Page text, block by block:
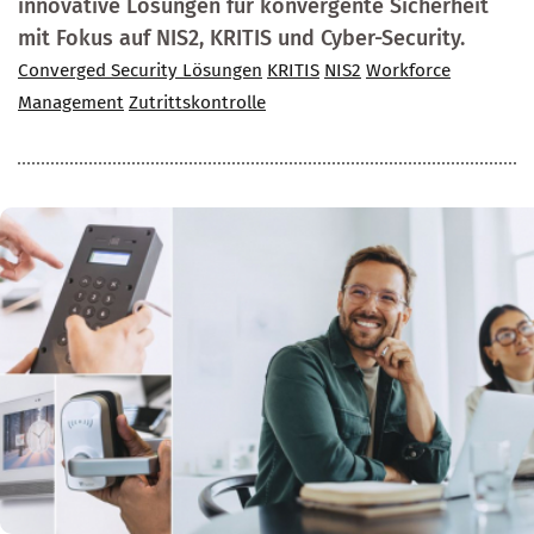
innovative Lösungen für konvergente Sicherheit
mit Fokus auf NIS2, KRITIS und Cyber-Security.
Converged Security Lösungen KRITIS NIS2 Workforce
Management Zutrittskontrolle